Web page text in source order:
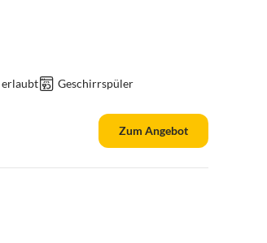
erlaubt Geschirrspüler
Zum Angebot